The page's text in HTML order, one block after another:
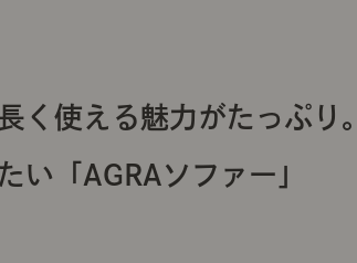
く使える魅力がたっぷり。
い「AGRAソファー」